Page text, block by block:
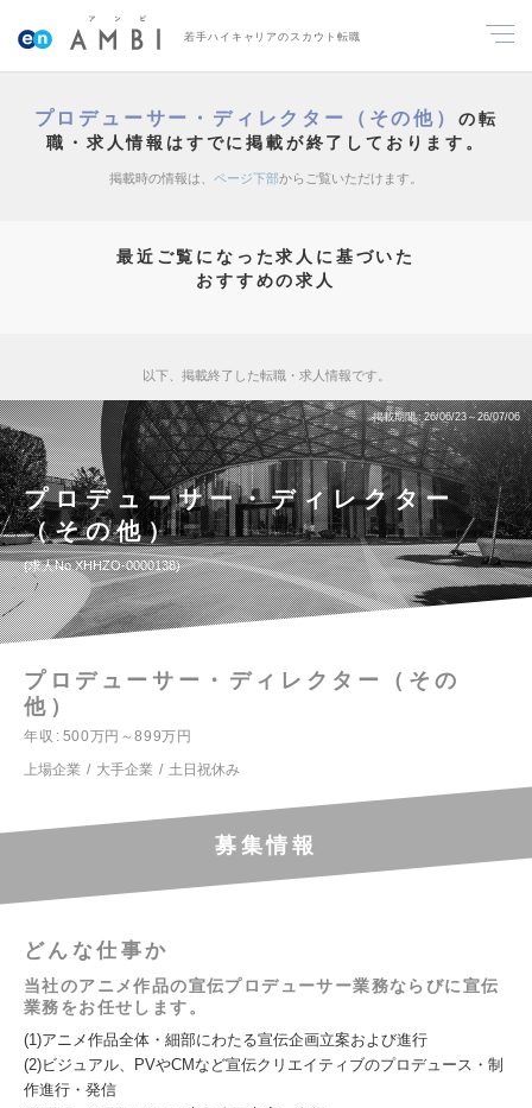
若手ハイキャリアのスカウト転職
プロデューサー・ディレクター（その他） の転
職・求人情報はすでに掲載が終了しております。
掲載時の情報は、 ページ下部からご覧いただけます。
最近ご覧になった求人に基づいた
おすすめの求人
以下、掲載終了した転職・求人情報です。
掲載期間 26/06/23～26/07/06
プロデューサー・ディレクター
（その他）
求人No.XHHZO-0000138
プロデューサー・ディレクター（その
他）
年収
500万円～899万円
上場企業
大手企業 土日祝休み
募集情報
どんな仕事か
当社のアニメ作品の宣伝プロデューサー業務ならびに宣伝
業務をお任せします。
(1)アニメ作品全体・細部にわたる宣伝企画立案および進行
(2)ビジュアル、PVやCMなど宣伝クリエイティブのプロデュース・制
作進行・発信